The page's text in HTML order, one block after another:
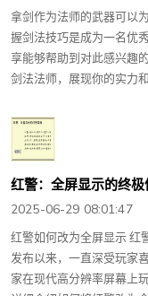
拿剑作为法师的武器可以
握剑法技巧是成为一名优
享能够帮助到对此感兴趣
剑法法师，展现你的实力和
红警：全屏显示的终极
2025-06-29 08:01:47
红警如何改为全屏显示 红
发布以来，一直深受玩家
家在现代高分辨率屏幕上